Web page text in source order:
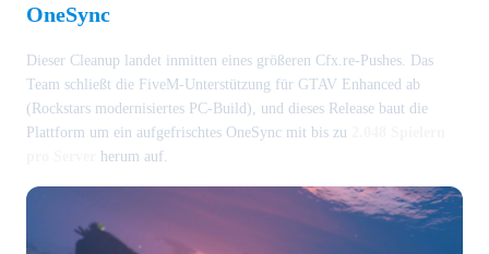
OneSync
Dieser Cleanup landet inmitten eines größeren Cfx.re-Pushes. Das
Team schließt die FiveM-Unterstützung für GTAV Enhanced ab
(Rockstars modernisiertes PC-Build), und dieses Release baut die
Plattform um ein aufgefrischtes OneSync mit bis zu
herum auf.